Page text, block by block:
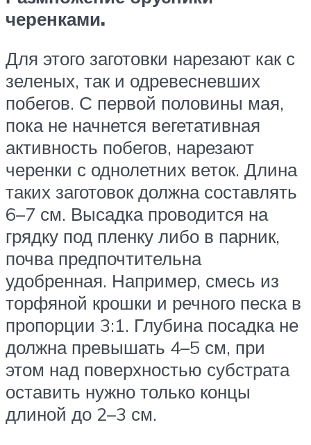
черенками.
Для этого заготовки нарезают как с
зеленых, так и одревесневших
побегов. С первой половины мая,
пока не начнется вегетативная
активность побегов, нарезают
черенки с однолетних веток. Длина
таких заготовок должна составлять
6–7 см. Высадка проводится на
грядку под пленку либо в парник,
почва предпочтительна
удобренная. Например, смесь из
торфяной крошки и речного песка в
пропорции 3:1. Глубина посадка не
должна превышать 4–5 см, при
этом над поверхностью субстрата
оставить нужно только концы
длиной до 2–3 см.